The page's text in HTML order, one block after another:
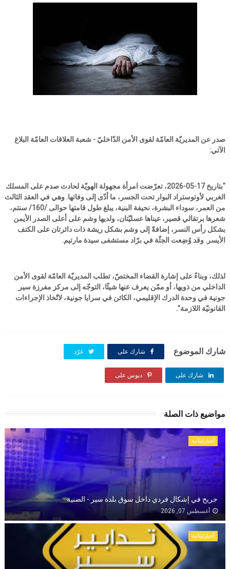
صدر عن المديريّة العامّة لقوى الأمن الدّاخليّ - شعبة العلاقات العامّة البلاغ
الآتي:
"بتاريخ 17-05-2026، تعرّضت امرأة مجهولة الهويّة لحادث صدم على المسلك
الغربي لأوتوستراد البوار تحت الجسر، ما أدّى إلى وفاتها. وهي في العقد الثالث
من العمر، سوداء البشرة، نحيفة البنية، يبلغ طول قامتها حوالى /160/ سنتم،
شعرها برتقالي قصير، عيناها عسليّتان، ولديها وشم على أعلى الصدر الأيمن
بشكل رأس النسر، إضافةً إلى وشم بشكل ريشة ذات دائرتان على الكتف
الأيسر. وقد وُضِعت الجثّة في برّاد مستشفى سيدة مارتيم.
لذلك، وبناءً على إشارة القضاء المختصّ، تطلب المديريّة العامّة لقوى الأمن
الداخلي من ذويها، أو ممّن يعرف عنها شيئًا، التوجّه إلى مركز مفرزة سير
جونية في وحدة الدرك الإقليمي، الكائن في سرايا جونية، لاتّخاذ الإجراءات
القانونيّة اللازمة".
شارك الموضوع شارك على غرّد
شارك على دبوس على
مواضيع ذات الصلة
أخبارلبنانية
جريح في إشكال فردي داخل سوق بلدة سير - الضنية
أغسطس 07, 2026
أخبارلبنانية